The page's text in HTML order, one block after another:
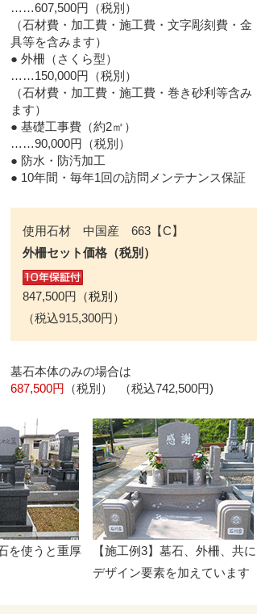
……607,500円 （税別）
（石材費・加工費・施工費・文字彫刻費・金
具等を含みます）
● 外柵（さくら型）
……150,000円 （税別）
（石材費・加工費・施工費・巻き砂利等含み
ます）
● 基礎工事費（約2㎡）
……90,000円 （税別）
● 防水・防汚加工
● 10年間・毎年1回の訪問メンテナンス保証
使用石材 中国産 663【C】
外柵セット価格（税別）
847,500円 （税別）
（税込915,300円）
墓石本体のみの場合は
687,500円 （税別） （税込742,500円)
を使うと重厚
【施工例3】墓石、外柵、共に
デザイン要素を加えています